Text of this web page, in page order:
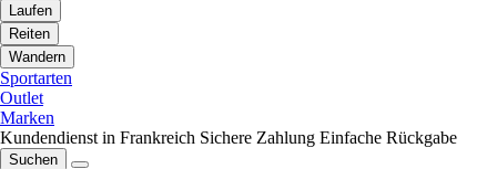
Laufen
Reiten
Wandern
Sportarten
Outlet
Marken
Kundendienst in Frankreich Sichere Zahlung Einfache Rückgabe
Suchen